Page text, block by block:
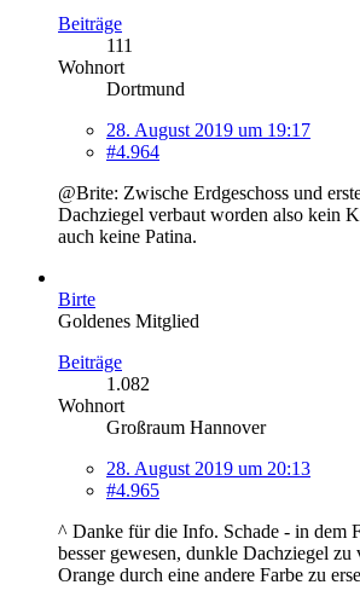
Beiträge
111
Wohnort
Dortmund
28. August 2019 um 19:17
#4.964
@Brite: Zwische Erdgeschoss und
Dachziegel verbaut worden also kein
auch keine Patina.
Birte
Goldenes Mitglied
Beiträge
1.082
Wohnort
Großraum Hannover
28. August 2019 um 20:13
#4.965
^ Danke für die Info. Schade - in dem
besser gewesen, dunkle Dachziegel zu
Orange durch eine andere Farbe zu